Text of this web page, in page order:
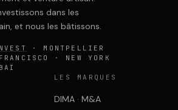
dans les
et nous les bâtissons.
· MONTPELLIER
· NEW YORK
LES MARQUES
DIMA · M&A